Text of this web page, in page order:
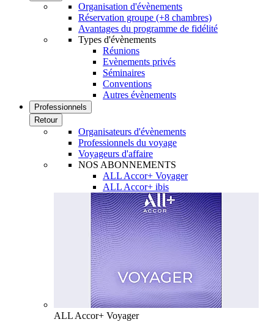
Organisation d'évènements
Réservation groupe (+8 chambres)
Avantages du programme de fidélité
Types d'évènements
Réunions
Evènements privés
Séminaires
Conventions
Autres évènements
Professionnels
Retour
Organisateurs d'évènements
Professionnels du voyage
Voyageurs d'affaire
NOS ABONNEMENTS
ALL Accor+ Voyager
ALL Accor+ ibis
ALL Accor+ Voyager